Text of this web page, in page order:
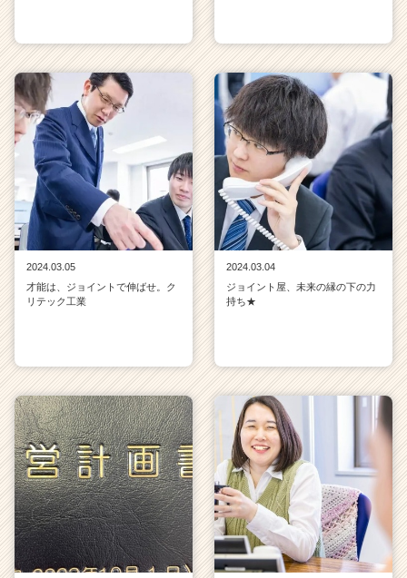
2024.03.05
才能は、ジョイントで伸ばせ。ク
リテック工業
2024.03.04
ジョイント屋、未来の縁の下の力
持ち★